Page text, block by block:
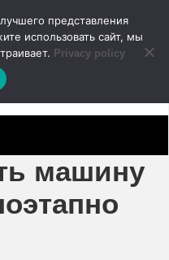
не только, новинки зарубежного
автопрома
машину
представления
использовать сайт, мы
Privacy policy